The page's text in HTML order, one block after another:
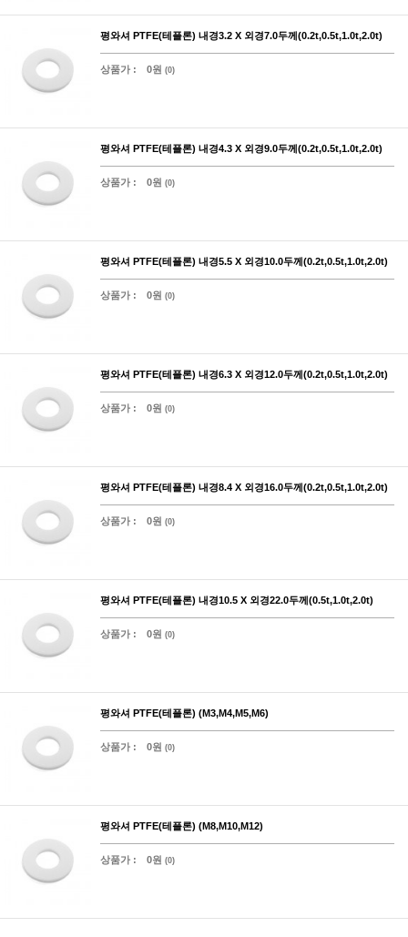
평와셔 PTFE(테플론) 내경3.2 X 외경7.0두께(0.2t,0.5t,1.0t,2.0t)
상품가 : 0원 (0)
평와셔 PTFE(테플론) 내경4.3 X 외경9.0두께(0.2t,0.5t,1.0t,2.0t)
상품가 : 0원 (0)
평와셔 PTFE(테플론) 내경5.5 X 외경10.0두께(0.2t,0.5t,1.0t,2.0t)
상품가 : 0원 (0)
평와셔 PTFE(테플론) 내경6.3 X 외경12.0두께(0.2t,0.5t,1.0t,2.0t)
상품가 : 0원 (0)
평와셔 PTFE(테플론) 내경8.4 X 외경16.0두께(0.2t,0.5t,1.0t,2.0t)
상품가 : 0원 (0)
평와셔 PTFE(테플론) 내경10.5 X 외경22.0두께(0.5t,1.0t,2.0t)
상품가 : 0원 (0)
평와셔 PTFE(테플론) (M3,M4,M5,M6)
상품가 : 0원 (0)
평와셔 PTFE(테플론) (M8,M10,M12)
상품가 : 0원 (0)